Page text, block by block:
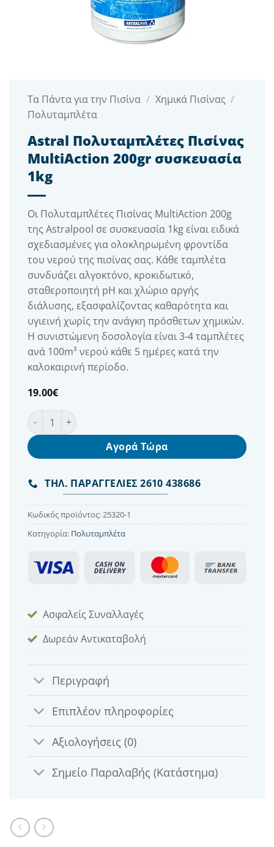
Τα Πάντα για την Πισίνα / Χημικά Πισίνας /
Πολυταμπλέτα
Astral Πολυταμπλέτες Πισίνας
MultiAction 200gr συσκευασία
1kg
Οι Πολυταμπλέτες Πισίνας MultiAction 200g
της Astralpool σε συσκευασία 1kg είναι ειδικά
σχεδιασμένες για ολοκληρωμένη φροντίδα
του νερού της πισίνας σας. Κάθε ταμπλέτα
συνδυάζει αλγοκτόνο, κροκιδωτικό,
σταθεροποιητή pH και χλώριο αργής
διάλυσης, εξασφαλίζοντας καθαρότητα και
υγιεινή χωρίς την ανάγκη πρόσθετων χημικών.
Η συνιστώμενη δοσολογία είναι 3-4 ταμπλέτες
ανά 100m³ νερού κάθε 5 ημέρες κατά την
καλοκαιρινή περίοδο.
19.00€
Astral Πολυταμπλέτες Πισίνας MultiAction 200gr
Αγορά Τώρα
ΤΗΛ. ΠΑΡΑΓΓΕΛΙΕΣ 2610 438686
Κωδικός προϊόντος:25320-1
Κατηγορία: Πολυταμπλέτα
Ασφαλείς Συναλλαγές
Δωρεάν Αντικαταβολή
Περιγραφή
Επιπλέον πληροφορίες
Αξιολογήσεις (0)
Σημείο Παραλαβής (Κατάστημα)